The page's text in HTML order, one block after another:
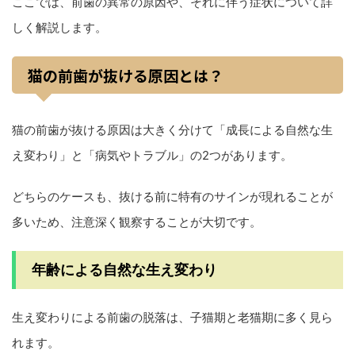
しく解説します。
猫の前歯が抜ける原因とは？
猫の前歯が抜ける原因は大きく分けて「成長による自然な生
え変わり」と「病気やトラブル」の2つがあります。
どちらのケースも、抜ける前に特有のサインが現れることが
多いため、注意深く観察することが大切です。
年齢による自然な生え変わり
生え変わりによる前歯の脱落は、子猫期と老猫期に多く見ら
れます。